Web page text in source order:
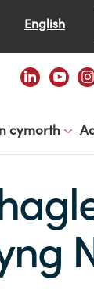
English
cymorth